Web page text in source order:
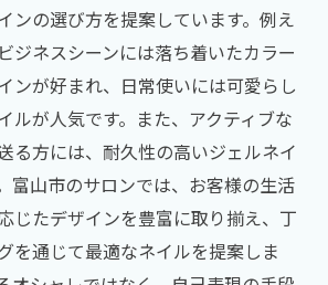
ンの選び方を提案しています。例え
ジネスシーンには落ち着いたカラー
ンが好まれ、日常使いには可愛らし
ルが人気です。また、アクティブな
る方には、耐久性の高いジェルネイ
富山市のサロンでは、お客様の生活
じたデザインを豊富に取り揃え、丁
を通じて最適なネイルを提案しま